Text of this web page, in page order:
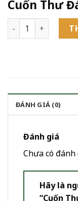
Cuốn Thư
Cuốn Thư Đá -
ĐÁNH GIÁ (0)
Đánh giá
Chưa có đánh
Hãy là
“Cuốn